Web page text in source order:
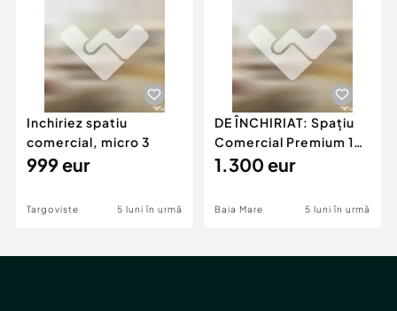
Inchiriez spatiu
comercial, micro 3
999 eur
Targoviste 5 luni în urmă
DE ÎNCHIRIAT: Spațiu
Comercial Premium 146
mp – Vizibili
1.300 eur
Baia Mare 5 luni în urmă